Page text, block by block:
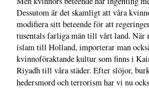
Dessutom är det skamligt att våra
modifiera sitt beteende för att
tusentals farliga män till vårt land. När
islam till Holland, importerar man
kvinnoföraktande kultur som finns i
Riyadh till våra städer. Efter slöjor,
hedersmord och terrorism har vi nu